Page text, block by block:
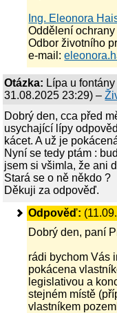
Ing. Eleonora
Oddělení
Odbor životního
e-mail:
Otázka: Lípa u
31.08.2025 23:29) –
Dobrý den, cca před
usychající lípy
kácet. A už je
Nyní se tedy ptám :
jsem si všimla, že ani
Stará se o ně někdo ?
Děkuji za odpověď.
Odpověď:
Dobrý den, paní
rádi bychom Vás
pokácena
legislativou a
stejném místě
vlastníkem